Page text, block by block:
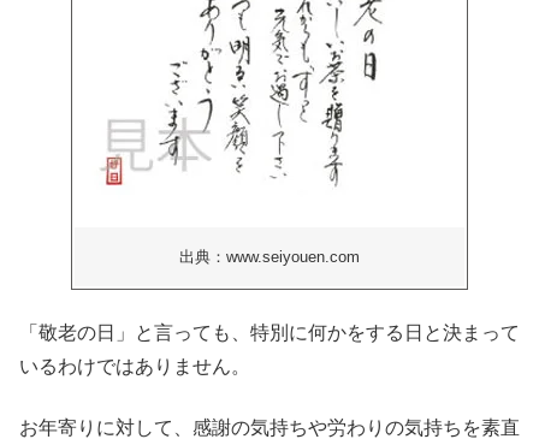
出典：www.seiyouen.com
「敬老の日」と言っても、特別に何かをする日と決まって
いるわけではありません。
お年寄りに対して、感謝の気持ちや労わりの気持ちを素直